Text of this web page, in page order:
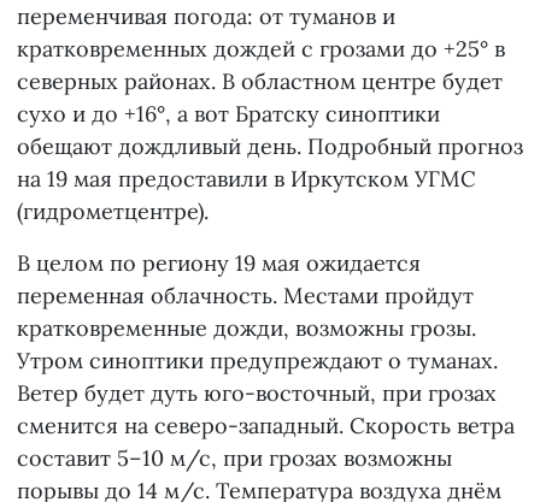
переменчивая погода: от туманов и
кратковременных дождей с грозами до +25° в
северных районах. В областном центре будет
сухо и до +16°, а вот Братску синоптики
обещают дождливый день. Подробный прогноз
на 19 мая предоставили в Иркутском УГМС
(гидрометцентре).
В целом по региону 19 мая ожидается
переменная облачность. Местами пройдут
кратковременные дожди, возможны грозы.
Утром синоптики предупреждают о туманах.
Ветер будет дуть юго-восточный, при грозах
сменится на северо-западный. Скорость ветра
составит 5–10 м/с, при грозах возможны
порывы до 14 м/с. Температура воздуха днём